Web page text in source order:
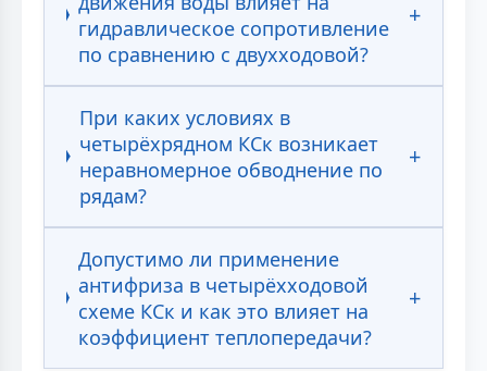
гидравлическое сопротивление
по сравнению с двухходовой?
При каких условиях в
четырёхрядном КСк возникает
неравномерное обводнение по
рядам?
Допустимо ли применение
антифриза в четырёхходовой
схеме КСк и как это влияет на
коэффициент теплопередачи?